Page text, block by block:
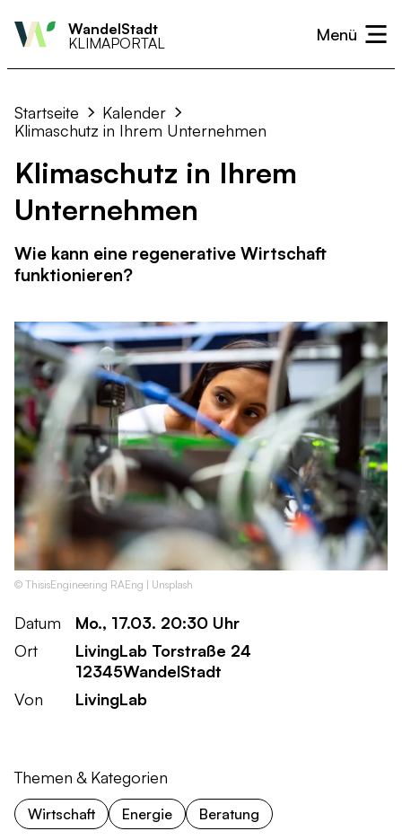
WandelStadt
KLIMAPORTAL
Monitoring
Nützliche Links
Wärme
Strom
Monitoring
Nützliche Links
Hitze & Dürre
Hochwasser & Starkregen
Bürger und Bürgerinnen
Unternehmen und Gewerbe
Vereine und Organisationen
Kalender
Neuigkeiten
Startseite
Kalender
Klimaschutz in Ihrem Unternehmen
Klimaschutz in Ihrem
Unternehmen
Wie kann eine regenerative Wirtschaft
funktionieren?
© ThisisEngineering RAEng | Unsplash
Datum
Mo., 17.03. 20:30 Uhr
Ort
LivingLab Torstraße 24
12345WandelStadt
Von
LivingLab
Themen & Kategorien
Wirtschaft Energie Beratung